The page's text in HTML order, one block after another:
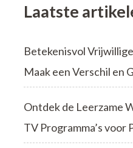
Laatste
Betekenisvol
Maak een Verschil en
Ontdek de Leerzame
TV Programma’s voor